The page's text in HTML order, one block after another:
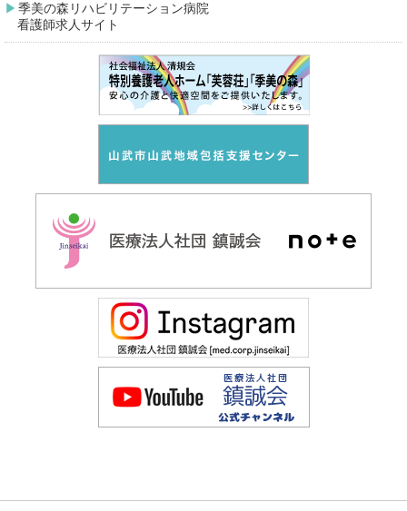
季美の森リハビリテーション病院
看護師求人サイト